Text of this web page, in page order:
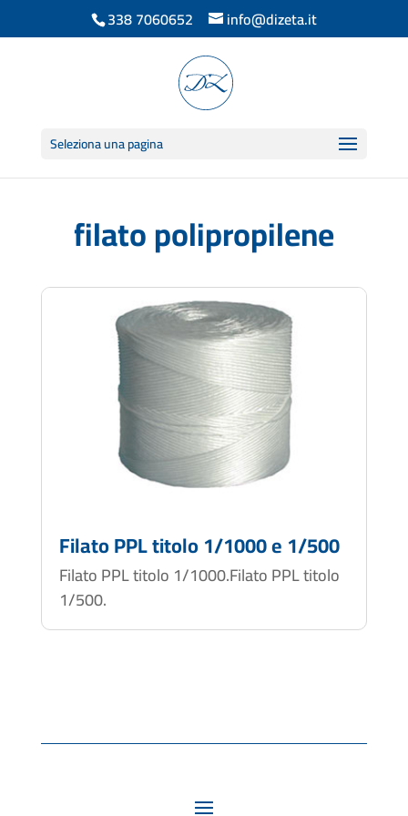
338 7060652 info@dizeta.it
Seleziona una pagina
filato polipropilene
Filato PPL titolo 1/1000 e 1/500
Filato PPL titolo 1/1000.Filato PPL titolo
1/500.